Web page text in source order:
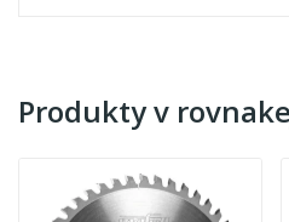
Produkty v